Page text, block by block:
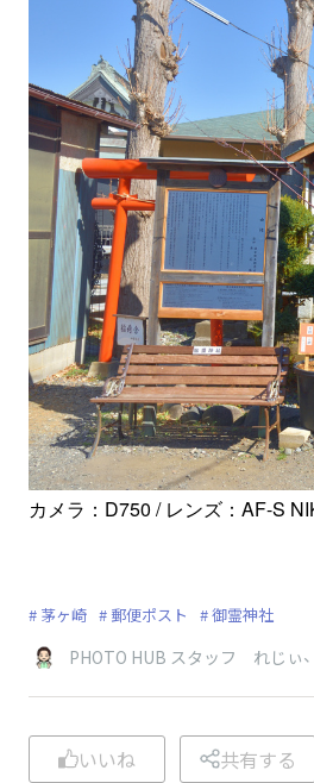
カメラ：D750 / レンズ：AF-S
茅ヶ崎 郵便ポスト 御霊神社
PHOTO HUB スタッフ れじぃ、
いいね 共有する